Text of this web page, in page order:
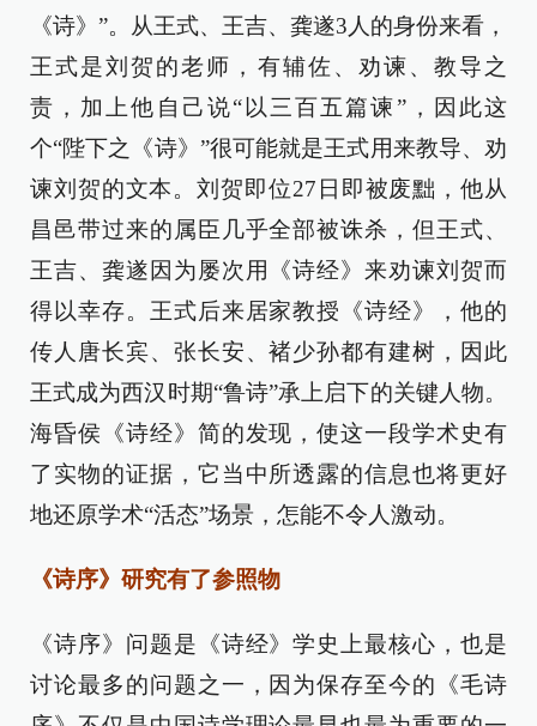
《诗》”。从王式、王吉、龚遂3人的身份来看，
王式是刘贺的老师，有辅佐、劝谏、教导之
责，加上他自己说“以三百五篇谏”，因此这
个“陛下之《诗》”很可能就是王式用来教导、劝
谏刘贺的文本。刘贺即位27日即被废黜，他从
昌邑带过来的属臣几乎全部被诛杀，但王式、
王吉、龚遂因为屡次用《诗经》来劝谏刘贺而
得以幸存。王式后来居家教授《诗经》，他的
传人唐长宾、张长安、褚少孙都有建树，因此
王式成为西汉时期“鲁诗”承上启下的关键人物。
海昏侯《诗经》简的发现，使这一段学术史有
了实物的证据，它当中所透露的信息也将更好
地还原学术“活态”场景，怎能不令人激动。
《诗序》研究有了参照物
《诗序》问题是《诗经》学史上最核心，也是
讨论最多的问题之一，因为保存至今的《毛诗